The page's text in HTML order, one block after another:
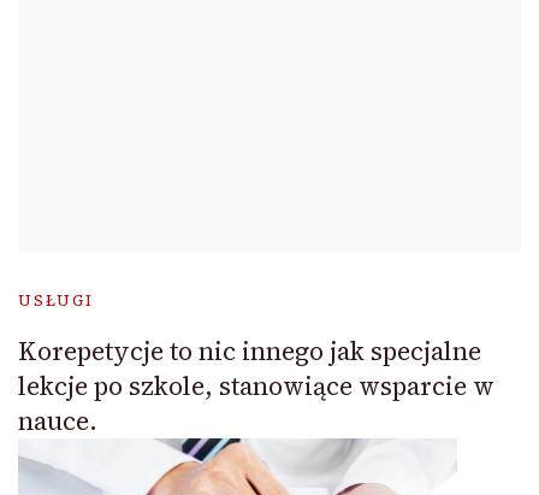
USŁUGI
Korepetycje to nic innego jak specjalne
lekcje po szkole, stanowiące wsparcie w
nauce.